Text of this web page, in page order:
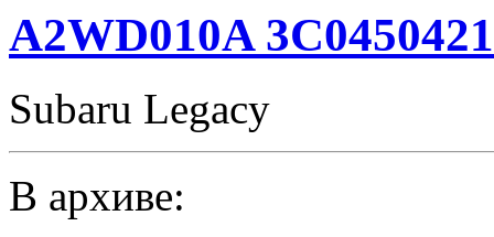
A2WD010A
Subaru Legacy
В архиве: